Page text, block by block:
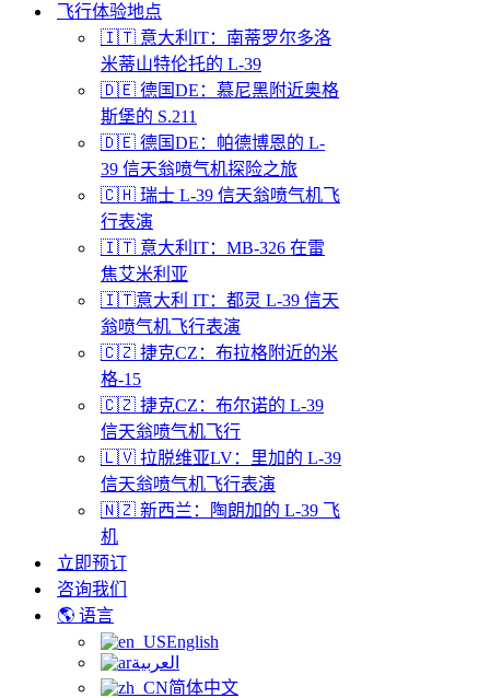
飞行体验地点
🇮🇹 意大利IT：南蒂罗尔多洛
米蒂山特伦托的 L-39
🇩🇪 德国DE：慕尼黑附近奥格
斯堡的 S.211
🇩🇪 德国DE：帕德博恩的 L-
39 信天翁喷气机探险之旅
🇨🇭 瑞士 L-39 信天翁喷气机飞
行表演
🇮🇹 意大利IT：MB-326 在雷
焦艾米利亚
🇮🇹意大利 IT：都灵 L-39 信天
翁喷气机飞行表演
🇨🇿 捷克CZ：布拉格附近的米
格-15
🇨🇿 捷克CZ：布尔诺的 L-39
信天翁喷气机飞行
🇱🇻 拉脱维亚LV：里加的 L-39
信天翁喷气机飞行表演
🇳🇿 新西兰：陶朗加的 L-39 飞
机
立即预订
咨询我们
🌎 语言
English
العربية
简体中文